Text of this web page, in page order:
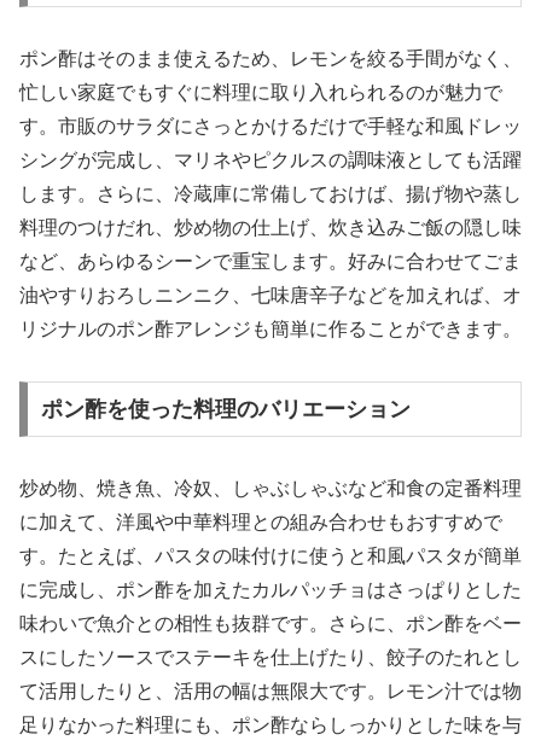
ポン酢はそのまま使えるため、レモンを絞る手間がなく、
忙しい家庭でもすぐに料理に取り入れられるのが魅力で
す。市販のサラダにさっとかけるだけで手軽な和風ドレッ
シングが完成し、マリネやピクルスの調味液としても活躍
します。さらに、冷蔵庫に常備しておけば、揚げ物や蒸し
料理のつけだれ、炒め物の仕上げ、炊き込みご飯の隠し味
など、あらゆるシーンで重宝します。好みに合わせてごま
油やすりおろしニンニク、七味唐辛子などを加えれば、オ
リジナルのポン酢アレンジも簡単に作ることができます。
ポン酢を使った料理のバリエーション
炒め物、焼き魚、冷奴、しゃぶしゃぶなど和食の定番料理
に加えて、洋風や中華料理との組み合わせもおすすめで
す。たとえば、パスタの味付けに使うと和風パスタが簡単
に完成し、ポン酢を加えたカルパッチョはさっぱりとした
味わいで魚介との相性も抜群です。さらに、ポン酢をベー
スにしたソースでステーキを仕上げたり、餃子のたれとし
て活用したりと、活用の幅は無限大です。レモン汁では物
足りなかった料理にも、ポン酢ならしっかりとした味を与